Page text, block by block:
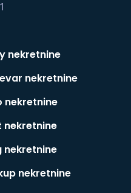
nekretnine
nekretnine
nekretnine
nekretnine
nekretnine
nekretnine